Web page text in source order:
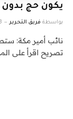
يكون حج
بواسطة فريق التحرير 13
نائب أمير مكة:
تصريح اقرأ على